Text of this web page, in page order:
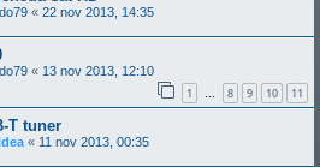
« 22 nov 2013, 14:35
« 13 nov 2013, 12:10
1 … 8 9 10 11
T tuner
« 11 nov 2013, 00:35